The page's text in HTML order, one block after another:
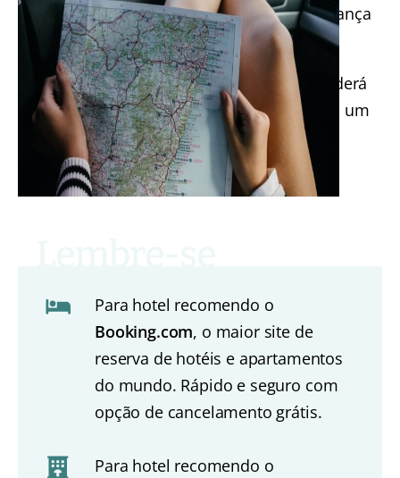
pesquisar as avaliações e normas de segurança
da empresa antes de reservar sua viagem.
Com essas precauções em mente, você poderá
desfrutar de uma viagem tranquila. Escolha um
dos meios de transporte mais seguros do
mundo e se jogue na viagem.
Para hotel recomendo o
Booking.com, o maior site de
reserva de hotéis e apartamentos
do mundo. Rápido e seguro com
opção de cancelamento grátis.
Para hotel recomendo o